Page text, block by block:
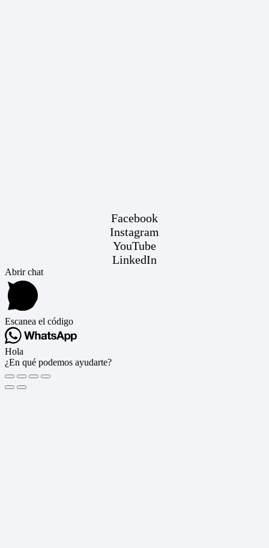
Facebook
Instagram
YouTube
LinkedIn
Abrir chat
Escanea el código
Hola
¿En qué podemos ayudarte?